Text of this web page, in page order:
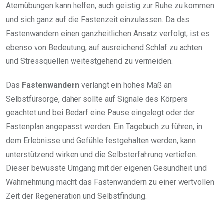
Atemübungen kann helfen, auch geistig zur Ruhe zu kommen
und sich ganz auf die Fastenzeit einzulassen. Da das
Fastenwandern einen ganzheitlichen Ansatz verfolgt, ist es
ebenso von Bedeutung, auf ausreichend Schlaf zu achten
und Stressquellen weitestgehend zu vermeiden.
Das Fastenwandern verlangt ein hohes Maß an
Selbstfürsorge, daher sollte auf Signale des Körpers
geachtet und bei Bedarf eine Pause eingelegt oder der
Fastenplan angepasst werden. Ein Tagebuch zu führen, in
dem Erlebnisse und Gefühle festgehalten werden, kann
unterstützend wirken und die Selbsterfahrung vertiefen.
Dieser bewusste Umgang mit der eigenen Gesundheit und
Wahrnehmung macht das Fastenwandern zu einer wertvollen
Zeit der Regeneration und Selbstfindung.